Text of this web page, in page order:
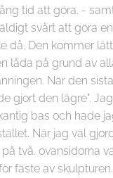
tid att göra. -
svårt att göra
då. Den kommer
låda på grund av
När den
gjort den lägre".
bas och hade
När jag väl
två. ovansidorna
fäste av